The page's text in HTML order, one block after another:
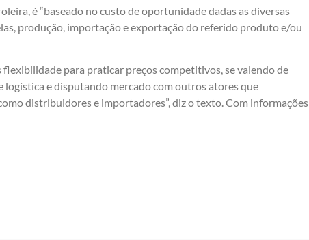
é “baseado no custo de oportunidade dadas as diversas
produção, importação e exportação do referido produto e/ou
flexibilidade para praticar preços competitivos, se valendo de
logística e disputando mercado com outros atores que
distribuidores e importadores”, diz o texto. Com informações